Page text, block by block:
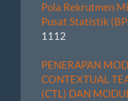
Pola Rekrutmen
Pusat Statistik
1112
PENERAPAN
CONTEXTUAL
(CTL) DAN